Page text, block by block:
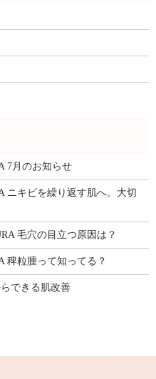
7月のお知らせ
ニキビを繰り返す肌へ。大切
毛穴の目立つ原因は？
稗粒腫って知ってる？
できる肌改善